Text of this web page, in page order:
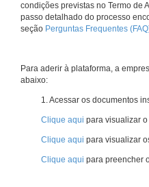
condições previstas no Termo de
passo detalhado do processo
seção Perguntas Frequentes
Para aderir à plataforma, a
abaixo:
1. Acessar os documentos
Clique aqui para visualizar o
Clique aqui para visualizar
Clique aqui para preencher